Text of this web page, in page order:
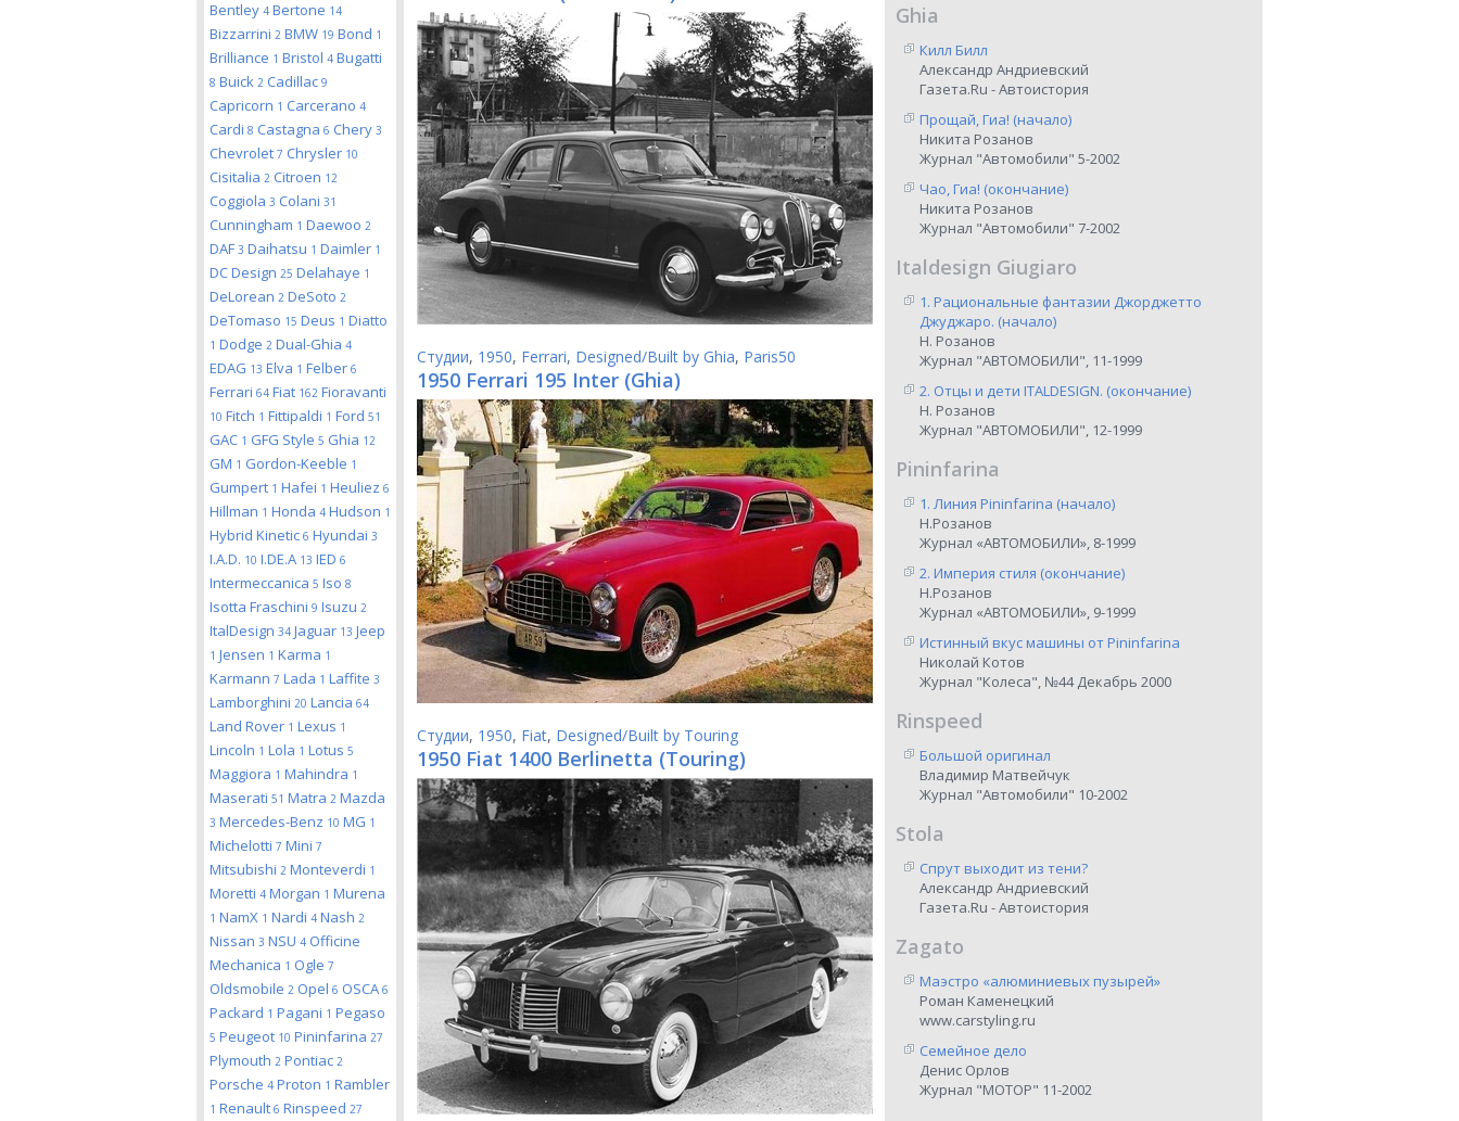
Bentley 4 Bertone 14
Bizzarrini 2 BMW 19 Bond 1
Brilliance 1 Bristol 4 Bugatti
8 Buick 2 Cadillac 9
Capricorn 1 Carcerano 4
Cardi 8 Castagna 6 Chery 3
Chevrolet 7 Chrysler 10
Cisitalia 2 Citroen 12
Coggiola 3 Colani 31
Cunningham 1 Daewoo 2
DAF 3 Daihatsu 1 Daimler 1
DC Design 25 Delahaye 1
DeLorean 2 DeSoto 2
DeTomaso 15 Deus 1 Diatto
1 Dodge 2 Dual-Ghia 4
EDAG 13 Elva 1 Felber 6
Ferrari 64 Fiat 162 Fioravanti
10 Fitch 1 Fittipaldi 1 Ford 51
GAC 1 GFG Style 5 Ghia 12
GM 1 Gordon-Keeble 1
Gumpert 1 Hafei 1 Heuliez 6
Hillman 1 Honda 4 Hudson 1
Hybrid Kinetic 6 Hyundai 3
I.A.D. 10 I.DE.A 13 IED 6
Intermeccanica 5 Iso 8
Isotta Fraschini 9 Isuzu 2
ItalDesign 34 Jaguar 13 Jeep
1 Jensen 1 Karma 1
Karmann 7 Lada 1 Laffite 3
Lamborghini 20 Lancia 64
Land Rover 1 Lexus 1
Lincoln 1 Lola 1 Lotus 5
Maggiora 1 Mahindra 1
Maserati 51 Matra 2 Mazda
3 Mercedes-Benz 10 MG 1
Michelotti 7 Mini 7
Mitsubishi 2 Monteverdi 1
Moretti 4 Morgan 1 Murena
1 NamX 1 Nardi 4 Nash 2
Nissan 3 NSU 4 Officine
Mechanica 1 Ogle 7
Oldsmobile 2 Opel 6 OSCA 6
Packard 1 Pagani 1 Pegaso
5 Peugeot 10 Pininfarina 27
Plymouth 2 Pontiac 2
Porsche 4 Proton 1 Rambler
1 Renault 6 Rinspeed 27
Студии, 1950, Ferrari, Designed/Built by Ghia, Paris50
1950 Ferrari 195 Inter (Ghia)
Студии, 1950, Fiat, Designed/Built by Touring
1950 Fiat 1400 Berlinetta (Touring)
Ghia
Килл Билл
Александр Андриевский
Газета.Ru - Автоистория
Прощай, Гиа! (начало)
Никита Розанов
Журнал "Автомобили" 5-2002
Чао, Гиа! (окончание)
Никита Розанов
Журнал "Автомобили" 7-2002
Italdesign Giugiaro
1. Рациональные фантазии Джорджетто
Джуджаро. (начало)
Н. Розанов
Журнал "АВТОМОБИЛИ", 11-1999
2. Отцы и дети ITALDESIGN. (окончание)
Н. Розанов
Журнал "АВТОМОБИЛИ", 12-1999
Pininfarina
1. Линия Pininfarina (начало)
Н.Розанов
Журнал «АВТОМОБИЛИ», 8-1999
2. Империя стиля (окончание)
Н.Розанов
Журнал «АВТОМОБИЛИ», 9-1999
Истинный вкус машины от Pininfarina
Николай Котов
Журнал "Колеса", №44 Декабрь 2000
Rinspeed
Большой оригинал
Владимир Матвейчук
Журнал "Автомобили" 10-2002
Stola
Спрут выходит из тени?
Александр Андриевский
Газета.Ru - Автоистория
Zagato
Маэстро «алюминиевых пузырей»
Роман Каменецкий
www.carstyling.ru
Семейное дело
Денис Орлов
Журнал "МОТОР" 11-2002